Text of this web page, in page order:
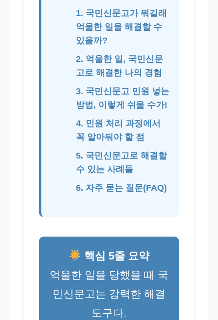
1. 국민신문고가 뭐길래
억울한 일을 해결할 수
있을까?
2. 억울한 일, 국민신문
고로 해결한 나의 경험
3. 국민신문고 민원 넣는
방법, 이렇게 쉬울 수가!
4. 민원 처리 과정에서
꼭 알아둬야 할 점
5. 국민신문고로 해결할
수 있는 사례들
6. 자주 묻는 질문(FAQ)
핵심 5줄 요약
억울한 일을 당했을 때 국
민신문고는 강력한 해결
도구다.